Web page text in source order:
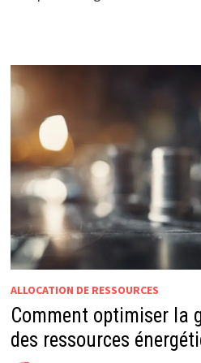
ALLOCATION DE RESSOURCES
Comment optimiser la
des ressources